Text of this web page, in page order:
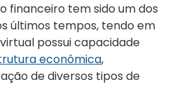
financeiro tem sido um dos
últimos tempos, tendo em
possui capacidade
econômica,
de diversos tipos de